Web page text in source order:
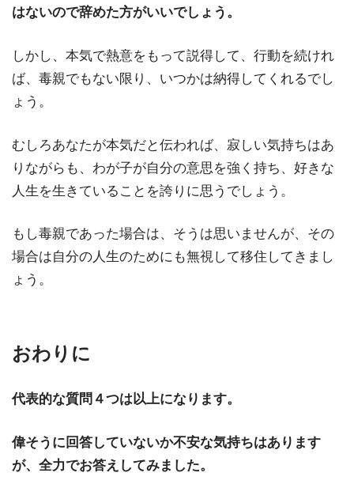
はないので辞めた方がいいでしょう。
しかし、本気で熱意をもって説得して、行動を続けれ
ば、毒親でもない限り、いつかは納得してくれるでし
ょう。
むしろあなたが本気だと伝われば、寂しい気持ちはあ
りながらも、わが子が自分の意思を強く持ち、好きな
人生を生きていることを誇りに思うでしょう。
もし毒親であった場合は、そうは思いませんが、その
場合は自分の人生のためにも無視して移住してきまし
ょう。
おわりに
代表的な質問４つは以上になります。
偉そうに回答していないか不安な気持ちはあります
が、全力でお答えしてみました。